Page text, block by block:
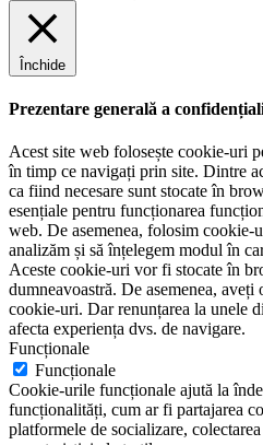
Închide
Prezentare generală a
Acest site web folosește cookie-uri
în timp ce navigați prin site. Dintre
ca fiind necesare sunt stocate în
esențiale pentru funcționarea
web. De asemenea, folosim cookie-
analizăm și să înțelegem modul în
Aceste cookie-uri vor fi stocate în
dumneavoastră. De asemenea, aveți
cookie-uri. Dar renunțarea la unele
afecta experiența dvs. de navigare.
Funcționale
Funcționale
Cookie-urile funcționale ajută la
funcționalități, cum ar fi partajarea
platformele de socializare,